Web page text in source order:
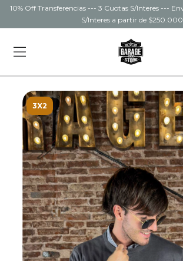
10% Off Transferencias --- 3 Cuotas S/Interes ---
S/Interes a partir de $250.000
3X2